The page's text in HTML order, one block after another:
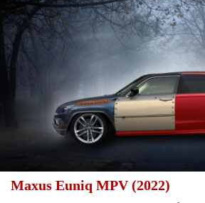
Maxus Euniq MPV (2022)